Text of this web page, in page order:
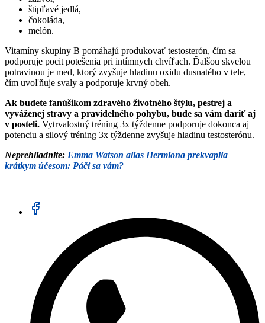
štipľavé jedlá,
čokoláda,
melón.
Vitamíny skupiny B pomáhajú produkovať testosterón, čím sa
podporuje pocit potešenia pri intímnych chvíľach. Ďalšou skvelou
potravinou je med, ktorý zvyšuje hladinu oxidu dusnatého v tele,
čím uvoľňuje svaly a podporuje krvný obeh.
Ak budete fanúšikom zdravého životného štýlu, pestrej a
vyváženej stravy a pravidelného pohybu, bude sa vám dariť aj
v posteli. Vytrvalostný tréning 3x týždenne podporuje dokonca aj
potenciu a silový tréning 3x týždenne zvyšuje hladinu testosterónu.
Neprehliadnite: Emma Watson alias Hermiona prekvapila
krátkym účesom: Páči sa vám?